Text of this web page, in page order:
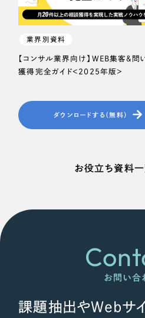
業界別資料
【コンサル業界向け】WEB集客＆問
獲得完全ガイド＜2025年版＞
ダウンロードする（無料）
お役立ち資料
お問い合
課題抽出やWebサ